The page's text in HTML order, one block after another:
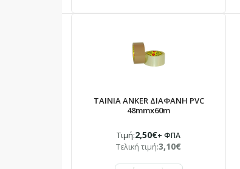
ΤΑΙΝΙΑ ANKER ΔΙΑΦΑΝΗ PVC
48mmx60m
Τιμή:2,50€+ ΦΠΑ
Τελική τιμή:3,10€